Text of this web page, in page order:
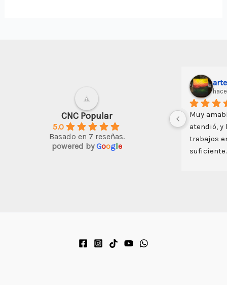
CNC Popular
5.0
Basado en 7 reseñas.
powered byGoogle
Muy
atendió, y
trabajos
suficiente.